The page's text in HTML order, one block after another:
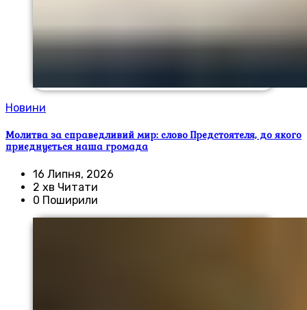
Новини
Молитва за справедливий мир: слово Предстоятеля, до якого
приєднується наша громада
16 Липня, 2026
2 хв Читати
0 Поширили